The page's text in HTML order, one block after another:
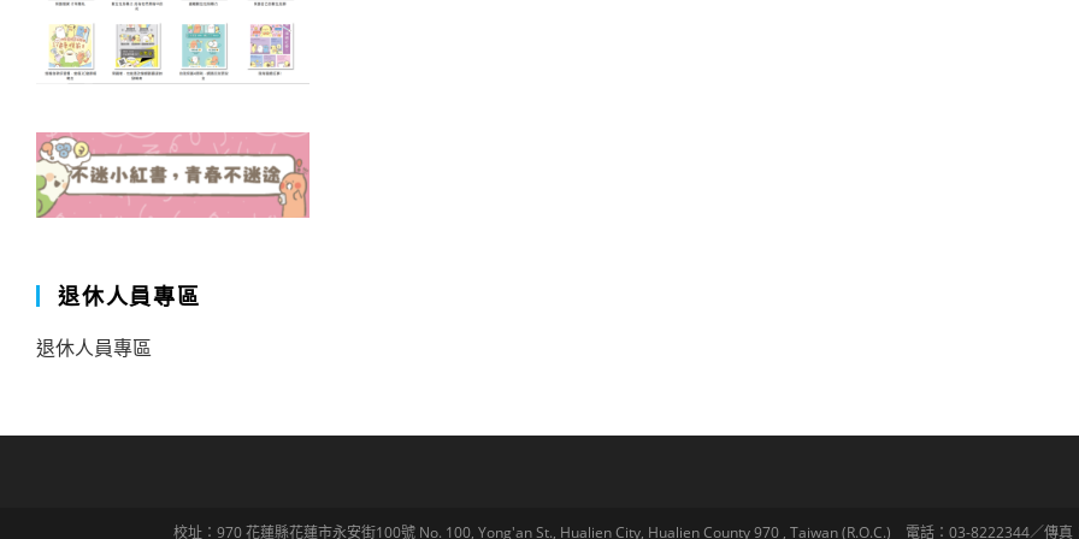
退休人員專區
退休人員專區
校址：970 花蓮縣花蓮市永安街100號 No. 100, Yong'an St., Hualien City, Hualien County 970 , Taiwan (R.O.C.) 電話：03-8222344／傳